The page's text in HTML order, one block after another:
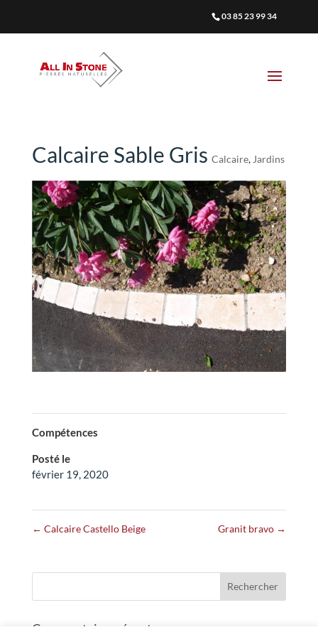
03 85 23 99 34
Calcaire Sable Gris Calcaire, Jardins
Compétences
Posté le
février 19, 2020
← Calcaire Castello Beige Granit bravo →
Commentaires récents